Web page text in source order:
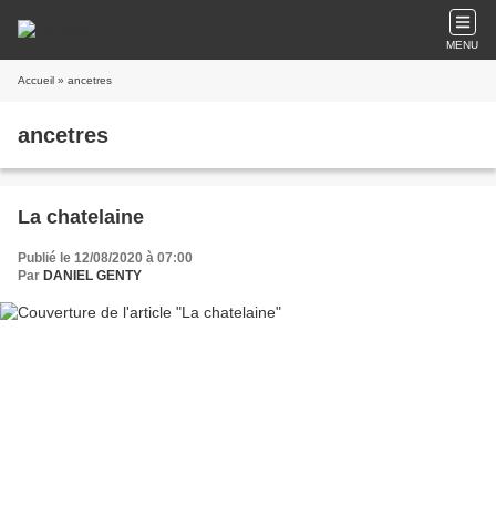
MENU
Accueil » ancetres
ancetres
La chatelaine
Publié le 12/08/2020 à 07:00
Par DANIEL GENTY